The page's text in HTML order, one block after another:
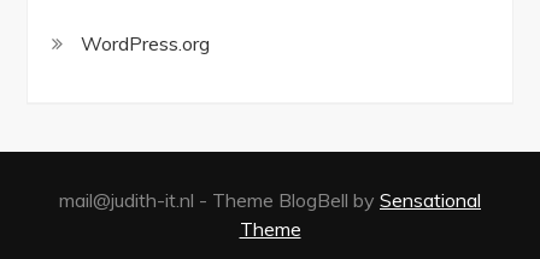
WordPress.org
mail@judith-it.nl - Theme BlogBell by Sensational
Theme